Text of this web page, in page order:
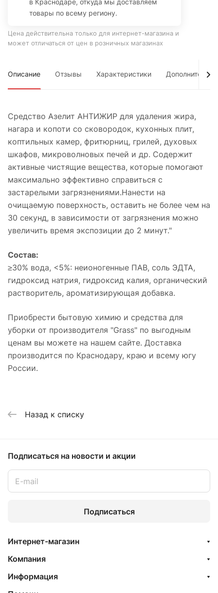
в Краснодаре, откуда мы доставляем
товары по всему региону.
Цена действительна только для интернет-магазина и
может отличаться от цен в розничных магазинах
Описание Отзывы Характеристики Дополнительно
Средство Азелит АНТИЖИР для удаления жира,
нагара и копоти со сковородок, кухонных плит,
коптильных камер, фритюрниц, грилей, духовых
шкафов, микроволновых печей и др. Содержит
активные чистящие вещества, которые помогают
максимально эффективно справиться с
застарелыми загрязнениями.Нанести на
очищаемую поверхность, оставить не более чем на
30 секунд, в зависимости от загрязнения можно
увеличить время экспозиции до 2 минут."
Состав:
≥30% вода, <5%: неионогенные ПАВ, соль ЭДТА,
гидроксид натрия, гидроксид калия, органический
растворитель, ароматизирующая добавка.
Приобрести бытовую химию и средства для
уборки от производителя "Grass" по выгодным
ценам вы можете на нашем сайте. Доставка
производится по Краснодару, краю и всему югу
России.
Назад к списку
Подписаться на новости и акции
Подписаться
Интернет-магазин
Компания
Информация